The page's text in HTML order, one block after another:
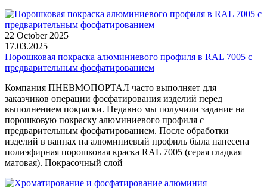
22 October 2025
17.03.2025
Порошковая покраска алюминиевого профиля в RAL 7005 с
предварительным фосфатированием
Компания ПНЕВМОПОРТАЛ часто выполняет для
заказчиков операции фосфатирования изделий перед
выполнением покраски. Недавно мы получили задание на
порошковую покраску алюминиевого профиля с
предварительным фосфатированием. После обработки
изделий в ваннах на алюминиевый профиль была нанесена
полиэфирная порошковая краска RAL 7005 (серая гладкая
матовая). Покрасочный слой